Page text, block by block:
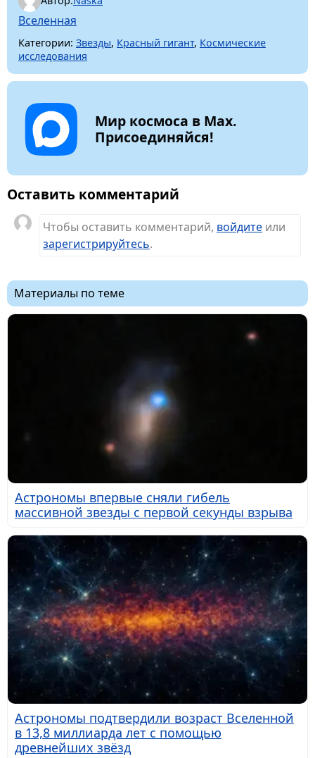
Вселенная
Категории: Звезды, Красный гигант, Космические
исследования
Мир космоса в Max.
Присоединяйся!
Оставить комментарий
Чтобы оставить комментарий, войдите или
зарегистрируйтесь.
Материалы по теме
Астрономы впервые сняли гибель
массивной звезды с первой секунды взрыва
Астрономы подтвердили возраст Вселенной
в 13,8 миллиарда лет с помощью
древнейших звёзд